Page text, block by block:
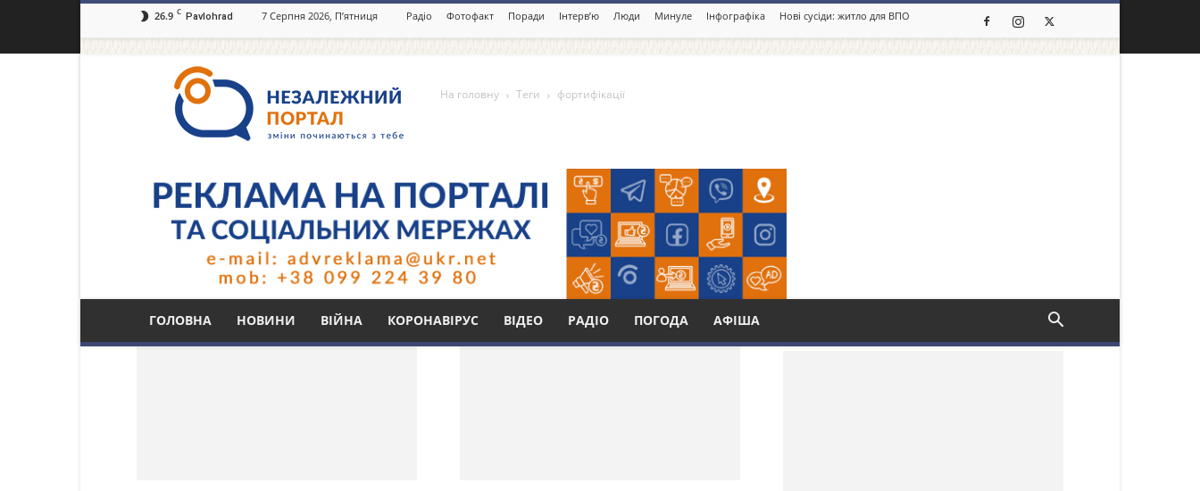
26.9 C Pavlohrad 7 Серпня 2026, П’ятниця Радіо Фотофакт Поради Інтерв’ю Люди Минуле Інфографіка Нові сусіди: житло для ВПО
портал
Павлоград.dp.ua
ГОЛОВНА НОВИНИ ВІЙНА КОРОНАВІРУС ВІДЕО РАДІО ПОГОДА АФІША
На головну Теги фортифікації
Тег: фортифікації